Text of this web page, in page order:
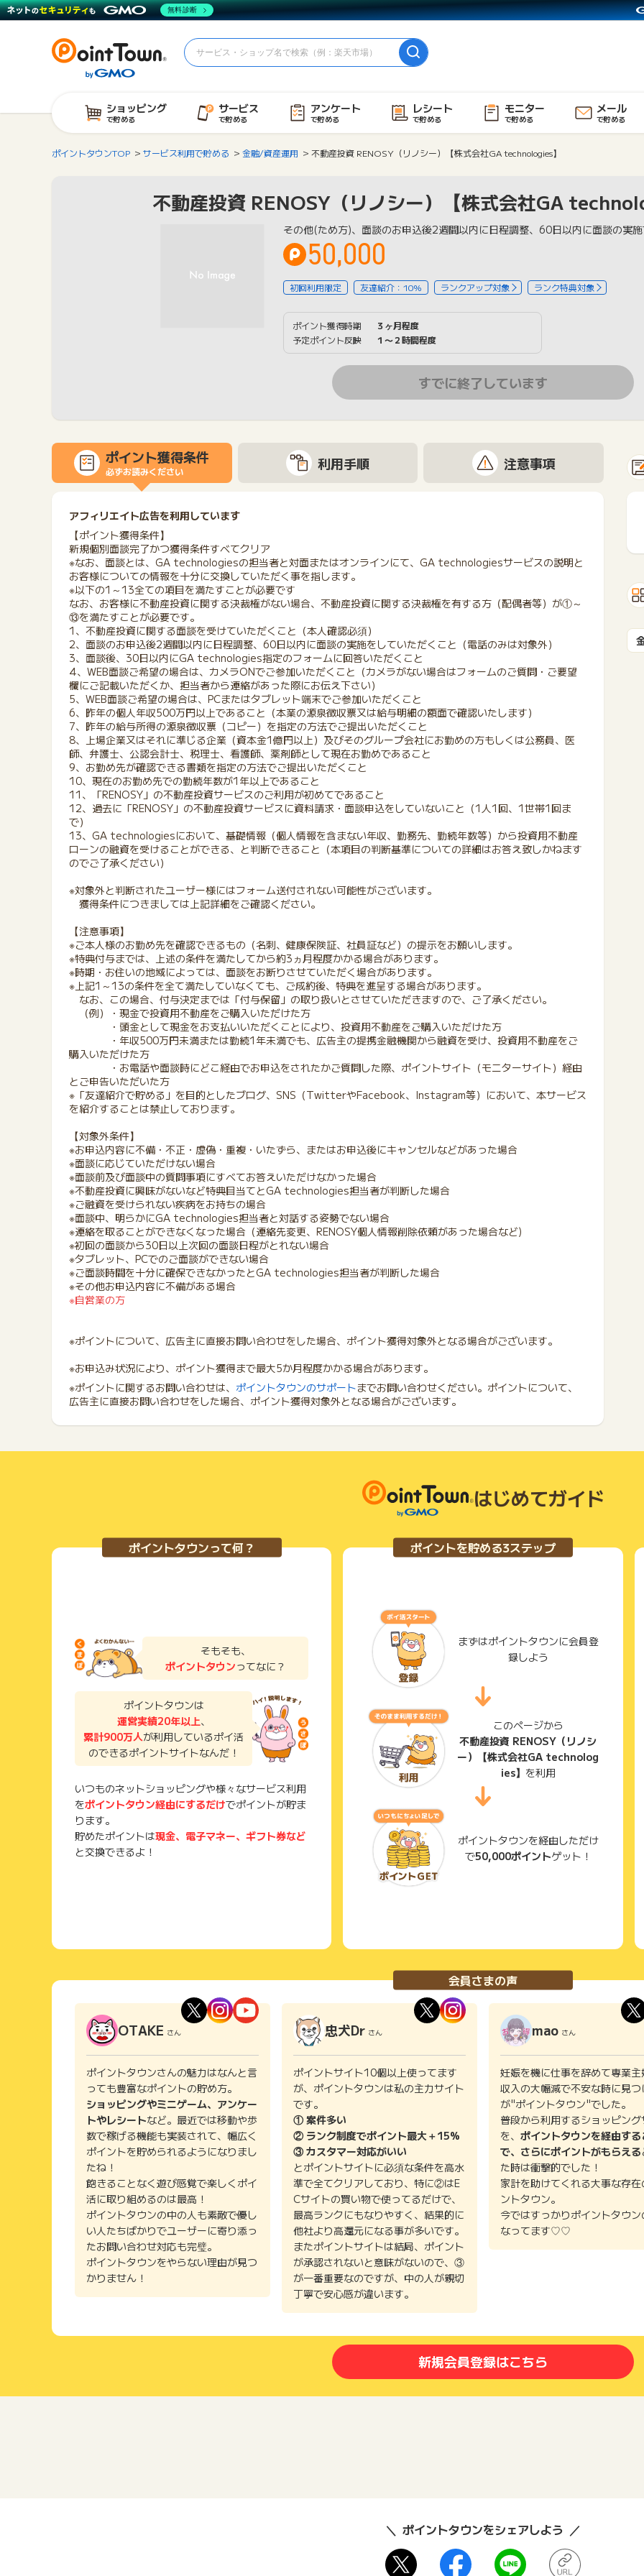
ショッピング
で貯める
サービス
で貯める
アンケート
で貯める
レシート
で貯める
モニター
で貯める
メール
で貯める
ポイントタウンTOP サービス利用で貯める 金融/資産運用 不動産投資 RENOSY（リノシー）【株式会社GA technologies】
不動産投資 RENOSY（リノシー）【株式会社GA
その他(ため方)、面談のお申込後2週間以内に日程調整、60日以内に面談の実
50,000
初回利用限定 友達紹介：10% ランクアップ対象 ランク特典対象
ポイント獲得時期
３ヶ月程度
予定ポイント反映
１〜２時間程度
すでに終了しています
ポイント獲得条件
必ずお読みください 利用手順 注意事項
アフィリエイト広告を利用しています
【ポイント獲得条件】
新規個別面談完了かつ獲得条件すべてクリア
※なお、面談とは、GA technologiesの担当者と対面またはオンラインにて、GA technologiesサービスの説明と
お客様についての情報を十分に交換していただく事を指します。
※以下の1～13全ての項目を満たすことが必要です
なお、お客様に不動産投資に関する決裁権がない場合、不動産投資に関する決裁権を有する方（配偶者等）が①～
⑬を満たすことが必要です。
1、不動産投資に関する面談を受けていただくこと（本人確認必須）
2、面談のお申込後2週間以内に日程調整、60日以内に面談の実施をしていただくこと（電話のみは対象外）
3、面談後、30日以内にGA technologies指定のフォームに回答いただくこと
4、WEB面談ご希望の場合は、カメラONでご参加いただくこと（カメラがない場合はフォームのご質問・ご要望
欄にご記載いただくか、担当者から連絡があった際にお伝え下さい）
5、WEB面談ご希望の場合は、PCまたはタブレット端末でご参加いただくこと
6、昨年の個人年収500万円以上であること（本業の源泉徴収票又は給与明細の額面で確認いたします）
7、昨年の給与所得の源泉徴収票（コピー）を指定の方法でご提出いただくこと
8、上場企業又はそれに準じる企業（資本金1億円以上）及びそのグループ会社にお勤めの方もしくは公務員、医
師、弁護士、公認会計士、税理士、看護師、薬剤師として現在お勤めであること
9、お勤め先が確認できる書類を指定の方法でご提出いただくこと
10、現在のお勤め先での勤続年数が1年以上であること
11、「RENOSY」の不動産投資サービスのご利用が初めてであること
12、過去に「RENOSY」の不動産投資サービスに資料請求・面談申込をしていないこと（1人1回、1世帯1回ま
で）
13、GA technologiesにおいて、基礎情報（個人情報を含まない年収、勤務先、勤続年数等）から投資用不動産
ローンの融資を受けることができる、と判断できること（本項目の判断基準についての詳細はお答え致しかねます
のでご了承ください）
※対象外と判断されたユーザー様にはフォーム送付されない可能性がございます。
獲得条件につきましては上記詳細をご確認ください。
【注意事項】
※ご本人様のお勤め先を確認できるもの（名刺、健康保険証、社員証など）の提示をお願いします。
※特典付与までは、上述の条件を満たしてから約3ヵ月程度かかる場合があります。
※時期・お住いの地域によっては、面談をお断りさせていただく場合があります。
※上記1～13の条件を全て満たしていなくても、ご成約後、特典を進呈する場合があります。
なお、この場合、付与決定までは「付与保留」の取り扱いとさせていただきますので、ご了承ください。
（例）・現金で投資用不動産をご購入いただけた方
・頭金として現金をお支払いいただくことにより、投資用不動産をご購入いただけた方
・年収500万円未満または勤続1年未満でも、広告主の提携金融機関から融資を受け、投資用不動産をご
購入いただけた方
・お電話や面談時にどこ経由でお申込をされたかご質問した際、ポイントサイト（モニターサイト）経由
とご申告いただいた方
※「友達紹介で貯める」を目的としたブログ、SNS（TwitterやFacebook、Instagram等）において、本サービス
を紹介することは禁止しております。
【対象外条件】
※お申込内容に不備・不正・虚偽・重複・いたずら、またはお申込後にキャンセルなどがあった場合
※面談に応じていただけない場合
※面談前及び面談中の質問事項にすべてお答えいただけなかった場合
※不動産投資に興味がないなど特典目当てとGA technologies担当者が判断した場合
※ご融資を受けられない疾病をお持ちの場合
※面談中、明らかにGA technologies担当者と対話する姿勢でない場合
※連絡を取ることができなくなった場合（連絡先変更、RENOSY個人情報削除依頼があった場合など)
※初回の面談から30日以上次回の面談日程がとれない場合
※タブレット、PCでのご面談ができない場合
※ご面談時間を十分に確保できなかったとGA technologies担当者が判断した場合
※その他お申込内容に不備がある場合
※自営業の方
※ポイントについて、広告主に直接お問い合わせをした場合、ポイント獲得対象外となる場合がございます。
※お申込み状況により、ポイント獲得まで最大5か月程度かかる場合があります。
※ポイントに関するお問い合わせは、 ポイントタウンのサポートまでお問い合わせください。ポイントについて、
広告主に直接お問い合わせをした場合、ポイント獲得対象外となる場合がございます。
はじめてガイド
ポイントタウンって何？
そもそも、
ポイントタウンってなに？
ポイントタウンは
運営実績20年以上、
累計900万人が利用しているポイ活
のできるポイントサイトなんだ！
いつものネットショッピングや様々なサービス利用
をポイントタウン経由にするだけでポイントが貯ま
ります。
貯めたポイントは現金、電子マネー、ギフト券など
と交換できるよ！
ポイントを貯める3ステップ
まずはポイントタウンに会員登
録しよう
このページから
不動産投資 RENOSY（リノシ
ー）【株式会社GA technolog
ies】 を利用
ポイントタウンを経由しただけ
で50,000ポイントゲット！
会員さまの声
OTAKE さん
ポイントタウンさんの魅力はなんと言
っても豊富なポイントの貯め方。
ショッピングやミニゲーム、アンケー
トやレシートなど。最近では移動や歩
数で稼げる機能も実装されて、幅広く
ポイントを貯められるようになりまし
たね！
飽きることなく遊び感覚で楽しくポイ
活に取り組めるのは最高！
ポイントタウンの中の人も素敵で優し
い人たちばかりでユーザーに寄り添っ
たお問い合わせ対応も完璧。
ポイントタウンをやらない理由が見つ
かりません！
忠犬Dr さん
ポイントサイト10個以上使ってます
が、ポイントタウンは私の主力サイト
です。
① 案件多い
② ランク制度でポイント最大＋15%
③ カスタマー対応がいい
とポイントサイトに必須な条件を高水
準で全てクリアしており、特に②はE
Cサイトの買い物で使ってるだけで、
最高ランクにもなりやすく、結果的に
他社より高還元になる事が多いです。
またポイントサイトは結局、ポイント
が承認されないと意味がないので、③
が一番重要なのですが、中の人が親切
丁寧で安心感が違います。
mao さん
妊娠を機に仕事を辞めて専業主
収入の大幅減で不安な時に見つ
が"ポイントタウン"でした。
普段から利用するショッピング
を、 ポイントタウンを経由する
で、さらにポイントがもらえる
た時は衝撃的でした！
家計を助けてくれる大事な存在
ントタウン。
今ではすっかりポイントタウン
なってます♡♡
新規会員登録はこちら
ポイントタウンをシェアしよう
無料診断